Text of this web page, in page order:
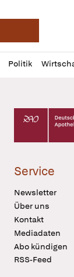
Politik
Profil
öffnen
Daz
Pur
Deutscher
Service
Newsletter
Über uns
Kontakt
Mediadaten
Abo kündigen
RSS-Feed